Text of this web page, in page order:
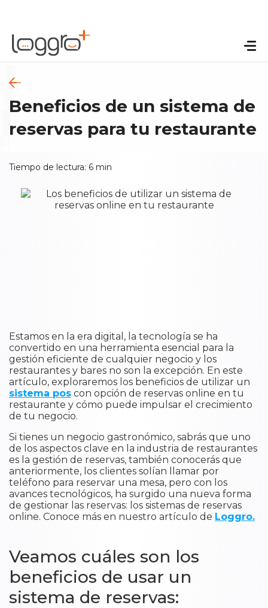
Beneficios de un sistema de
reservas para tu restaurante
Tiempo de lectura: 6 min
Estamos en la era digital, la tecnología se ha
convertido en una herramienta esencial para la
gestión eficiente de cualquier negocio y los
restaurantes y bares no son la excepción. En este
artículo, exploraremos los beneficios de utilizar un
sistema pos con opción de reservas online en tu
restaurante y cómo puede impulsar el crecimiento
de tu negocio.
Si tienes un negocio gastronómico, sabrás que uno
de los aspectos clave en la industria de restaurantes
es la gestión de reservas, también conocerás que
anteriormente, los clientes solían llamar por
teléfono para reservar una mesa, pero con los
avances tecnológicos, ha surgido una nueva forma
de gestionar las reservas: los sistemas de reservas
online. Conoce más en nuestro artículo de Loggro.
Veamos cuáles son los
beneficios de usar un
sistema de reservas: